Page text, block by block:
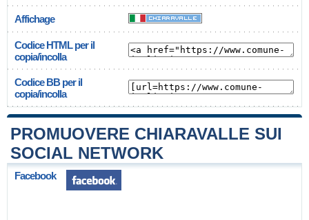
Affichage
Codice HTML per il
copia/incolla
Codice BB per il
copia/incolla
PROMUOVERE CHIARAVALLE SUI
SOCIAL NETWORK
Facebook